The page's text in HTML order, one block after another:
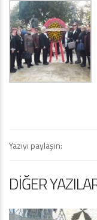
Yazıyı paylaşın:
DIĞER